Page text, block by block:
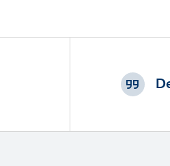
Footer